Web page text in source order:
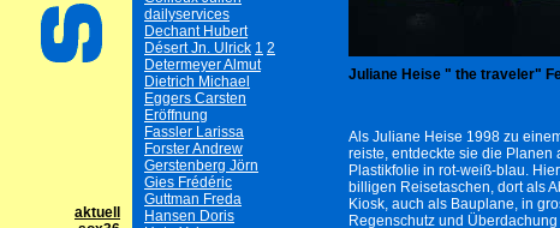
dailyservices
Dechant Hubert
Désert Jn. Ulrick 1 2
Determeyer Almut
Dietrich Michael
Eggers Carsten
Eröffnung
Fassler Larissa
Forster Andrew
Gerstenberg Jörn
Gies Frédéric
Guttman Freda
Hansen Doris
aktuell
Juliane Heise " the traveler"
Als Juliane Heise 1998 zu
reiste, entdeckte sie die Planen
Plastikfolie in rot-weiß-blau.
billigen Reisetaschen, dort als
Kiosk, auch als Bauplane, in
Regenschutz und